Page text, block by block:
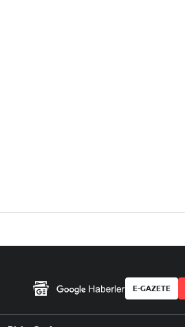
E-GAZETE